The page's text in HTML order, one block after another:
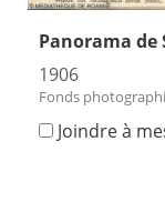
Panorama de
1906
Fonds
Joindre à